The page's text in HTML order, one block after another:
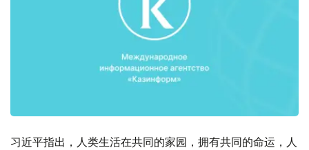
习近平指出，人类生活在共同的家园，拥有共同的命运，人